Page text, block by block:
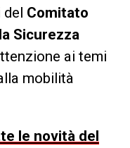
del Comitato
Sicurezza
ai temi
mobilità
le novità del